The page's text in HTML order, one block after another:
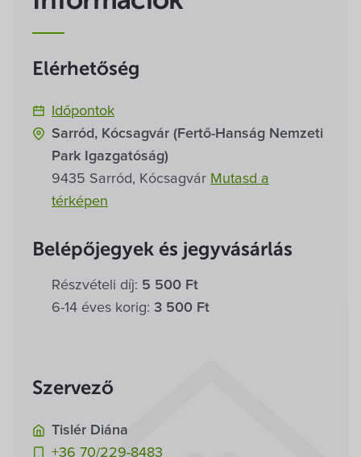
Villa Igku Kft.
Közérdekű adatok
Pályázatok
Dokumentumok
Elérhetőség
Időpontok
Sarród, Kócsagvár (Fertő-Hanság Nemzeti
Park Igazgatóság)
9435 Sarród, Kócsagvár Mutasd a
térképen
Belépőjegyek és jegyvásárlás
Részvételi díj: 5 500 Ft
6-14 éves korig: 3 500 Ft
Szervező
Tislér Diána
+36 70/229-8483